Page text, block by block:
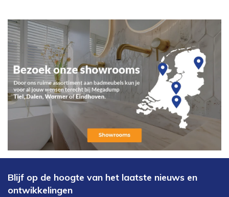
Blijf op de hoogte van het laatste nieuws en
ontwikkelingen